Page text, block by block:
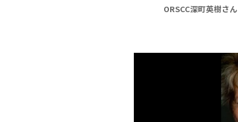
ORSCC深町英樹さん